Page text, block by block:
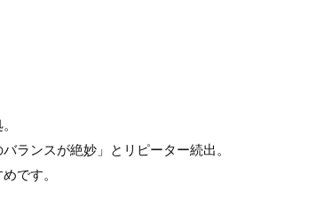
ランスが絶妙」とリピーター続出。
です。